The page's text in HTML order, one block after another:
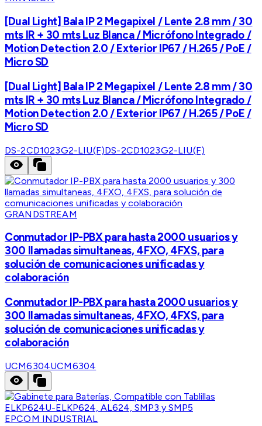
[Dual Light] Bala IP 2 Megapixel / Lente 2.8 mm / 30
mts IR + 30 mts Luz Blanca / Micrófono Integrado /
Motion Detection 2.0 / Exterior IP67 / H.265 / PoE /
Micro SD
[Dual Light] Bala IP 2 Megapixel / Lente 2.8 mm / 30
mts IR + 30 mts Luz Blanca / Micrófono Integrado /
Motion Detection 2.0 / Exterior IP67 / H.265 / PoE /
Micro SD
DS-2CD1023G2-LIU(F)DS-2CD1023G2-LIU(F)
GRANDSTREAM
Conmutador IP-PBX para hasta 2000 usuarios y
300 llamadas simultaneas, 4FXO, 4FXS, para
solución de comunicaciones unificadas y
colaboración
Conmutador IP-PBX para hasta 2000 usuarios y
300 llamadas simultaneas, 4FXO, 4FXS, para
solución de comunicaciones unificadas y
colaboración
UCM6304UCM6304
EPCOM INDUSTRIAL